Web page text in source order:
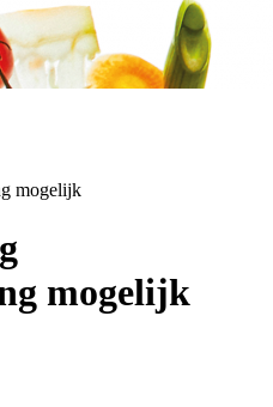
mogelijk
mogelijk